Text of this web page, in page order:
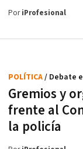
PoriProfesional
Gremios y
frente al
la policía
POLÍTICA/ Debate